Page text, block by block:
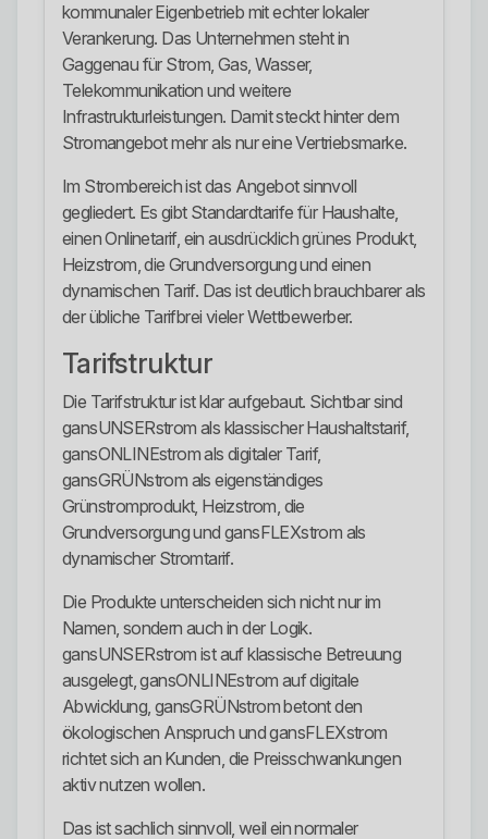
kommunaler Eigenbetrieb mit echter lokaler
Verankerung. Das Unternehmen steht in
Gaggenau für Strom, Gas, Wasser,
Telekommunikation und weitere
Infrastrukturleistungen. Damit steckt hinter dem
Stromangebot mehr als nur eine Vertriebsmarke.
Im Strombereich ist das Angebot sinnvoll
gegliedert. Es gibt Standardtarife für Haushalte,
einen Onlinetarif, ein ausdrücklich grünes Produkt,
Heizstrom, die Grundversorgung und einen
dynamischen Tarif. Das ist deutlich brauchbarer als
der übliche Tarifbrei vieler Wettbewerber.
Tarifstruktur
Die Tarifstruktur ist klar aufgebaut. Sichtbar sind
gansUNSERstrom als klassischer Haushaltstarif,
gansONLINEstrom als digitaler Tarif,
gansGRÜNstrom als eigenständiges
Grünstromprodukt, Heizstrom, die
Grundversorgung und gansFLEXstrom als
dynamischer Stromtarif.
Die Produkte unterscheiden sich nicht nur im
Namen, sondern auch in der Logik.
gansUNSERstrom ist auf klassische Betreuung
ausgelegt, gansONLINEstrom auf digitale
Abwicklung, gansGRÜNstrom betont den
ökologischen Anspruch und gansFLEXstrom
richtet sich an Kunden, die Preisschwankungen
aktiv nutzen wollen.
Das ist sachlich sinnvoll, weil ein normaler